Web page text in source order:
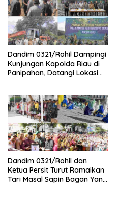
Dandim 0321/Rohil Dampingi
Kunjungan Kapolda Riau di
Panipahan, Datangi Lokasi
Dandim 0321/Rohil dan
Ketua Persit Turut Ramaikan
Tari Masal Sapin Bagan Yang